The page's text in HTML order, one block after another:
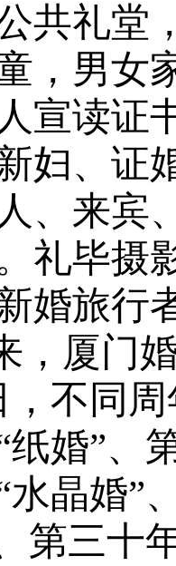
共礼堂
，男女
宣读证
妇、证
、来宾
礼毕摄
婚旅行
，厦门
，不同
纸婚”、
水晶婚”
第三十